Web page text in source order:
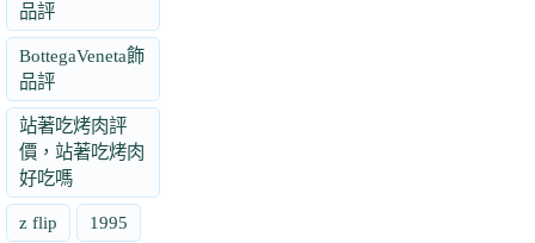
品評
BottegaVeneta飾
品評
站著吃烤肉評
價，站著吃烤肉
好吃嗎
z flip 1995